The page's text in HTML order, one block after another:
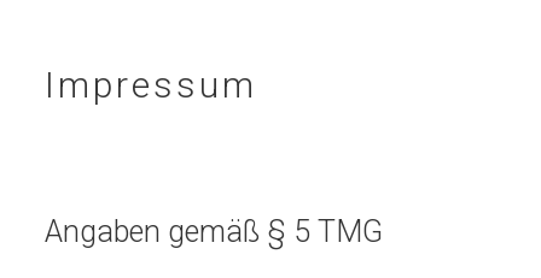
Impressum
Angaben gemäß § 5 TMG